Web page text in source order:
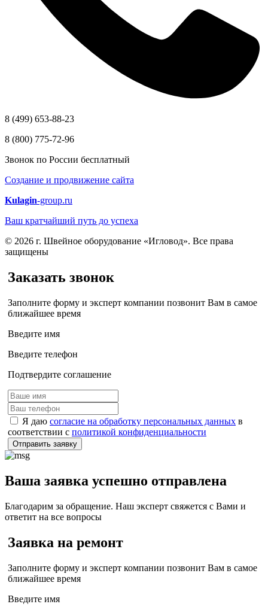
8 (499) 653-88-23
8 (800) 775-72-96
Звонок по России бесплатный
Создание и продвижение сайта
Kulagin-group.ru
Ваш кратчайший путь до успеха
© 2026 г. Швейное оборудование «Игловод». Все права
защищены
Заказать звонок
Заполните форму и эксперт компании позвонит Вам в самое
ближайшее время
Введите имя
Введите телефон
Подтвердите соглашение
Я даю согласие на обработку персональных данных в
соответствии с политикой конфиденциальности
Отправить заявку
Ваша заявка успешно отправлена
Благодарим за обращение. Наш эксперт свяжется с Вами и
ответит на все вопросы
Заявка на ремонт
Заполните форму и эксперт компании позвонит Вам в самое
ближайшее время
Введите имя